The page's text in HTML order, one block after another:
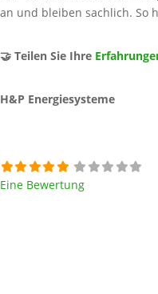
an und bleiben sachlich. So
🤝 Teilen Sie Ihre
H&P Energiesysteme
Eine Bewertung